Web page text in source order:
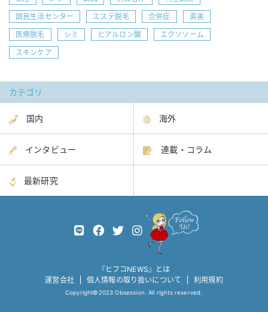
国民生活センター
エステ脱毛 合併症
直美
医療脱毛
シミ ヒアルロン酸
エクソソーム
スキンケア
カテゴリ
国内 海外
インタビュー 連載・コラム
最新研究
『ヒフコNEWS』とは
運営会社
個人情報の取り扱いについて 利用規約
Copyright©2023 Obsession. All rights reserved.